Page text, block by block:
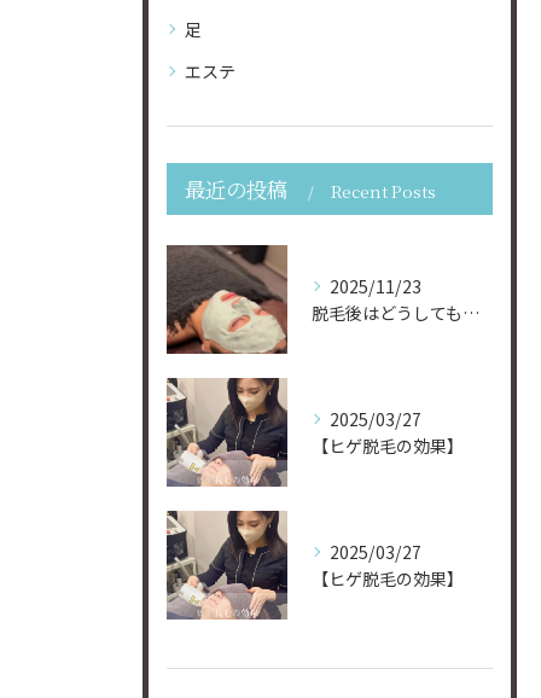
足
エステ
最近の投稿 Recent Posts
2025/11/23
脱毛後はどうしてもお肌にダメージが！
2025/03/27
【ヒゲ脱毛の効果】
2025/03/27
【ヒゲ脱毛の効果】